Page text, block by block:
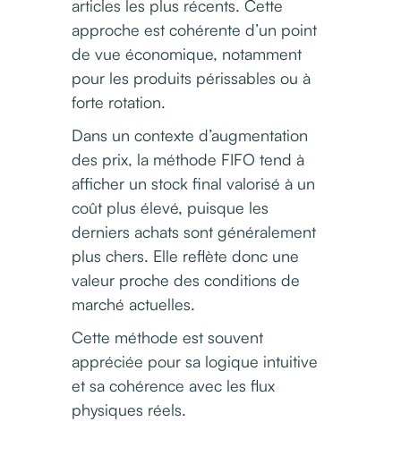
articles les plus récents. Cette
approche est cohérente d’un point
de vue économique, notamment
pour les produits périssables ou à
forte rotation.
Dans un contexte d’augmentation
des prix, la méthode FIFO tend à
afficher un stock final valorisé à un
coût plus élevé, puisque les
derniers achats sont généralement
plus chers. Elle reflète donc une
valeur proche des conditions de
marché actuelles.
Cette méthode est souvent
appréciée pour sa logique intuitive
et sa cohérence avec les flux
physiques réels.